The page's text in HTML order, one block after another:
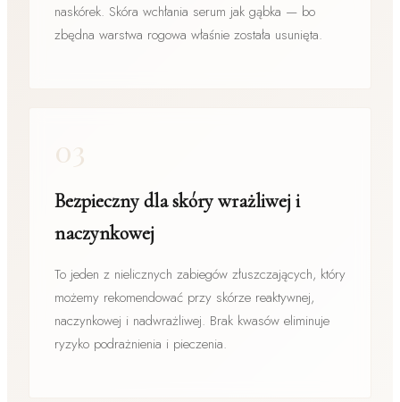
naskórek. Skóra wchłania serum jak gąbka — bo
zbędna warstwa rogowa właśnie została usunięta.
03
Bezpieczny dla skóry wrażliwej i
naczynkowej
To jeden z nielicznych zabiegów złuszczających, który
możemy rekomendować przy skórze reaktywnej,
naczynkowej i nad­wrażliwej. Brak kwasów eliminuje
ryzyko podrażnienia i pieczenia.